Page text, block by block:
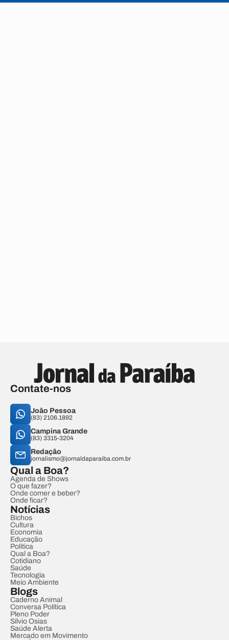
Contate-nos
João Pessoa
(83) 2106.1892
Campina Grande
(83) 3315-3204
Redação
jornalismo@jornaldaparaiba.com.br
Qual a Boa?
Agenda de Shows
O que fazer?
Onde comer e beber?
Onde ficar?
Notícias
Bichos
Cultura
Economia
Educação
Política
Qual a Boa?
Cotidiano
Saúde
Tecnologia
Meio Ambiente
Blogs
Caderno Animal
Conversa Política
Pleno Poder
Sílvio Osias
Saúde Alerta
Mercado em Movimento